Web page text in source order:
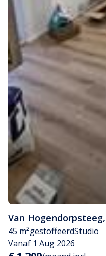
Van Hogendorpsteeg,
45 m²gestoffeerdStudio
Vanaf 1 Aug 2026